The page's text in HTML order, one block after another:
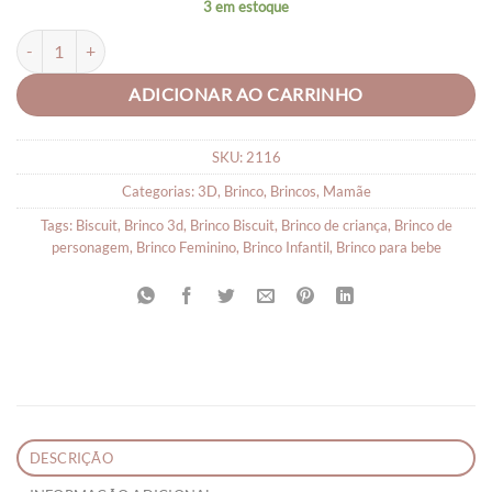
3 em estoque
Brinco Feminino 3d Gatinho com Pérolas quantidade
ADICIONAR AO CARRINHO
SKU: 2116
Categorias: 3D, Brinco, Brincos, Mamãe
Tags: Biscuit, Brinco 3d, Brinco Biscuit, Brinco de criança, Brinco de
personagem, Brinco Feminino, Brinco Infantil, Brinco para bebe
DESCRIÇÃO